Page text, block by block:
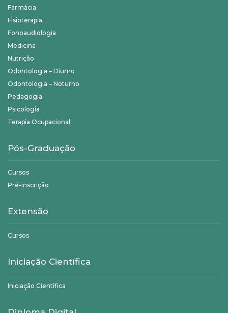
Farmácia
Fisioterapia
Fonoaudiologia
Medicina
Nutrição
Odontologia – Diurno
Odontologia – Noturno
Pedagogia
Psicologia
Terapia Ocupacional
Pós-Graduação
Cursos
Pré-inscrição
Extensão
Cursos
Iniciação Científica
Iniciação Científica